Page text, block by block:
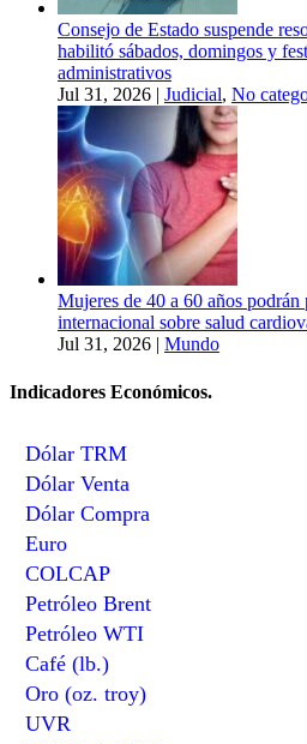
Consejo de Estado suspende
habilitó sábados, domingos y
administrativos
Jul 31, 2026 | Judicial, No
Mujeres de 40 a 60 años
internacional sobre salud
Jul 31, 2026 | Mundo
Indicadores Económicos.
Dólar TRM
Dólar Venta
Dólar Compra
Euro
COLCAP
Petróleo Brent
Petróleo WTI
Café (lb.)
Oro (oz. troy)
UVR